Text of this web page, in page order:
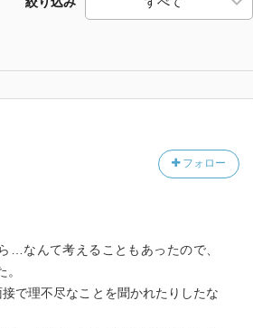
フォロー
…なんて考えることもあったので、
で理不尽なことを聞かれたりしたな